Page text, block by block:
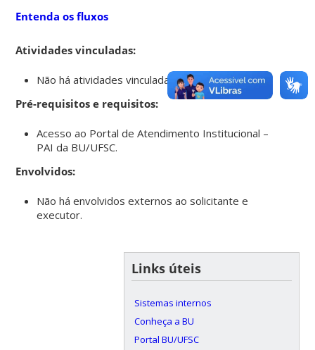
Entenda os fluxos
Atividades vinculadas:
Não há atividades vinculadas.
Pré-requisitos e requisitos:
Acesso ao Portal de Atendimento Institucional –
PAI da BU/UFSC.
Envolvidos:
Não há envolvidos externos ao solicitante e
executor.
Links úteis
Sistemas internos
Conheça a BU
Portal BU/UFSC